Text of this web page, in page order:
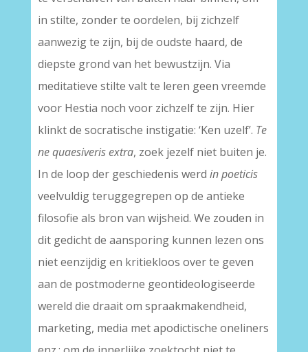
in stilte, zonder te oordelen, bij zichzelf
aanwezig te zijn, bij de oudste haard, de
diepste grond van het bewustzijn. Via
meditatieve stilte valt te leren geen vreemde
voor Hestia noch voor zichzelf te zijn. Hier
klinkt de socratische instigatie: ‘Ken uzelf’. Te
ne quaesiveris extra, zoek jezelf niet buiten je.
In de loop der geschiedenis werd in poeticis
veelvuldig teruggegrepen op de antieke
filosofie als bron van wijsheid. We zouden in
dit gedicht de aansporing kunnen lezen ons
niet eenzijdig en kritiekloos over te geven
aan de postmoderne geontideologiseerde
wereld die draait om spraakmakendheid,
marketing, media met apodictische oneliners